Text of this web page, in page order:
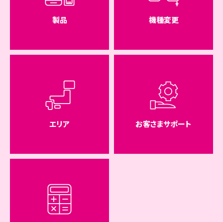
製品 機種変更
エリア お客さまサポート